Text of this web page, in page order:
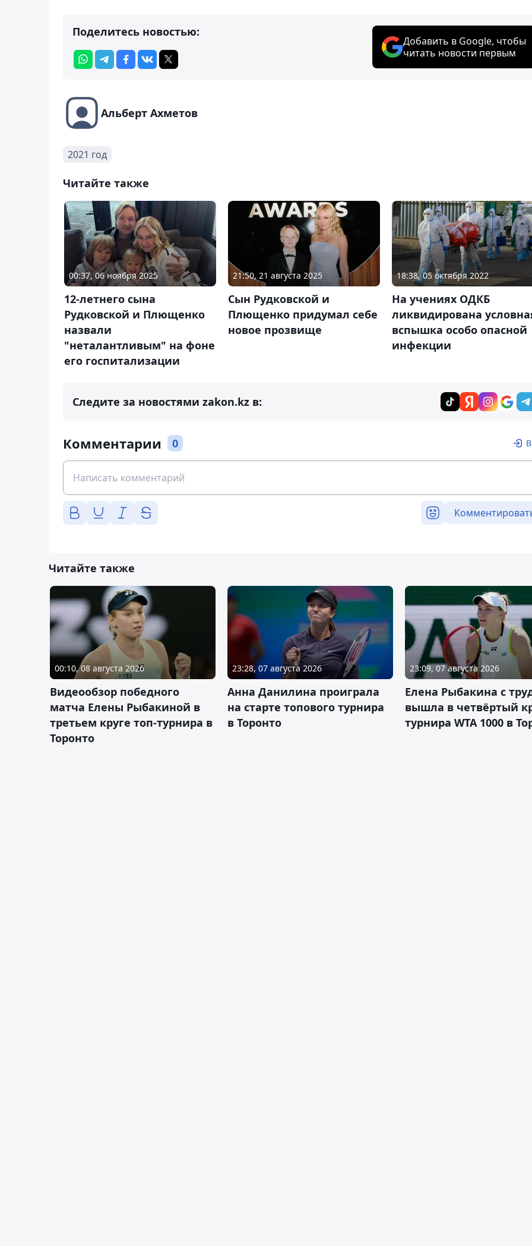
Поделитесь новостью:
Добавить в Google, чтобы
читать новости первым
Альберт Ахметов
2021 год
Читайте также
00:37, 06 ноября 2025
12-летнего сына
Рудковской и Плющенко
назвали
"неталантливым" на фоне
его госпитализации
21:50, 21 августа 2025
Сын Рудковской и
Плющенко придумал себе
новое прозвище
18:38, 05 октября 2022
На учениях ОДКБ
ликвидирована
вспышка особо опасной
инфекции
Следите за новостями zakon.kz в:
Комментарии 0
Читайте также
00:10, 08 августа 2026
Видеообзор победного
матча Елены Рыбакиной в
третьем круге топ-турнира в
Торонто
23:28, 07 августа 2026
Анна Данилина проиграла
на старте топового турнира
в Торонто
23:09, 07 августа 2026
Елена Рыбакина с
вышла в четвёртый
турнира WTA 1000 в